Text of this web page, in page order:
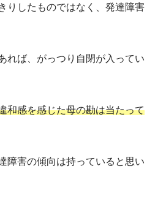
りしたものではなく、発達障害
れば、がっつり自閉が入ってい
和感を感じた母の勘は当たって
障害の傾向は持っていると思い